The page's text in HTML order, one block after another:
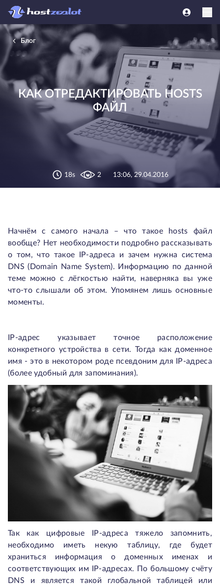
Блог
КАК ОТРЕДАКТИРОВАТЬ HOSTS
ФАЙЛ
18s 2 13:06, 29.04.2016
Начнём с самого начала – что такое hosts файл
вообще? Нет необходимости подробно рассказывать
о том, что такое IP-адреса и зачем нужна система
DNS (Domain Name System). Информацию по данной
теме можно с лёгкостью найти, наверняка вы уже
что-то слышали об этом. Упомянем лишь основные
моменты.
IP-адрес указывает точное расположение
конкретного устройства в сети. Тогда как доменное
имя - это в некотором роде псевдоним для IP-адреса
(более удобный для запоминания).
Так как цифровые IP-адреса тяжело запомнить,
необходимо иметь некую таблицу, где будет
храниться информация о доменных именах и
соответствующих им IP-адресах. По большому счёту
DNS и является такой глобальной таблицей или